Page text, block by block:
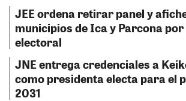
JEE ordena retirar panel y
municipios de Ica y Parcona
electoral
JNE entrega credenciales a
como presidenta electa para el
2031